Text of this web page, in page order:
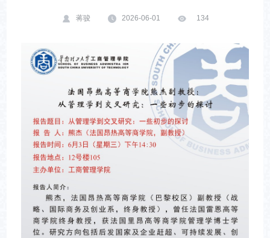
蒋骏 2026-06-01 134